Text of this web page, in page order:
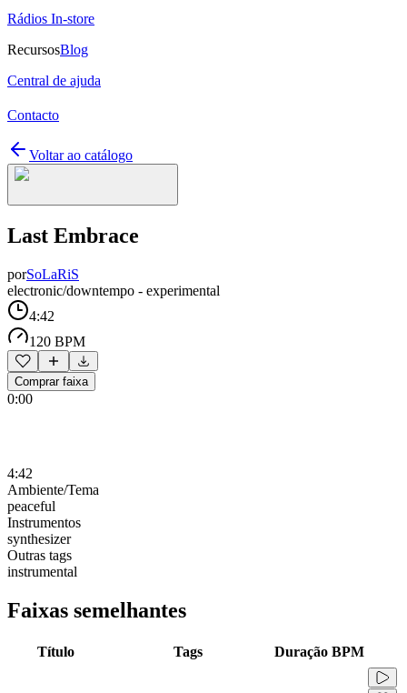
Rádios In-store
RecursosBlog
Central de ajuda
Contacto
Voltar ao catálogo
Last Embrace
porSoLaRiS
electronic/downtempo - experimental
4:42
120 BPM
Comprar faixa
0:00
4:42
Ambiente/Tema
peaceful
Instrumentos
synthesizer
Outras tags
instrumental
Faixas semelhantes
Título Tags Duração BPM